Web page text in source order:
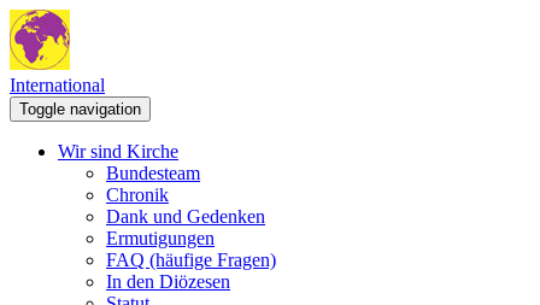
International
Toggle navigation
Wir sind Kirche
Bundesteam
Chronik
Dank und Gedenken
Ermutigungen
FAQ (häufige Fragen)
In den Diözesen